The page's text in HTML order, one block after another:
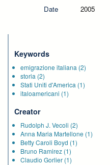
Date
2005
Keywords
emigrazione italiana (2)
storia (2)
Stati Uniti d'America (1)
italoamericani (1)
Creator
Rudolph J. Vecoli (2)
Anna Maria Martellone (1)
Betty Caroli Boyd (1)
Bruno Ramirez (1)
Claudio Gorlier (1)